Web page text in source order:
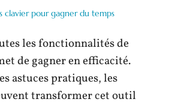
clavier pour gagner du temps
les fonctionnalités de
de gagner en efficacité.
astuces pratiques, les
transformer cet outil